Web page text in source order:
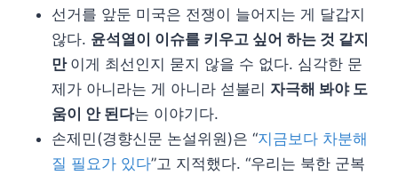
선거를 앞둔 미국은 전쟁이 늘어지는 게 달갑지
않다. 윤석열이 이슈를 키우고 싶어 하는 것 같지
만 이게 최선인지 묻지 않을 수 없다. 심각한 문
제가 아니라는 게 아니라 섣불리 자극해 봐야 도
움이 안 된다는 이야기다.
손제민(경향신문 논설위원)은 “지금보다 차분해
질 필요가 있다”고 지적했다. “우리는 북한 군복